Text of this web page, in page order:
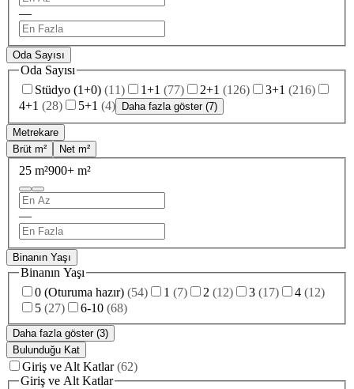
—
Oda Sayısı
Oda Sayısı
Stüdyo (1+0) (11) 1+1 (77) 2+1 (126) 3+1 (216)
4+1 (28) 5+1 (4) Daha fazla göster (7)
Metrekare
Brüt m²
Net m²
25 m²900+ m²
—
Binanın Yaşı
Binanın Yaşı
0 (Oturuma hazır) (54) 1 (7) 2 (12) 3 (17) 4 (12)
5 (27) 6-10 (68)
Daha fazla göster (3)
Bulunduğu Kat
Giriş ve Alt Katlar (62)
Giriş ve Alt Katlar